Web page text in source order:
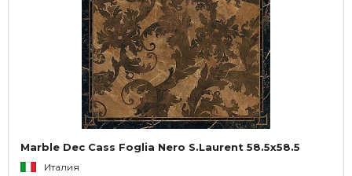
Marble Dec Cass Foglia Nero S.Laurent 58.5x58.5
Италия